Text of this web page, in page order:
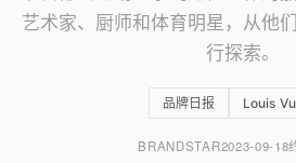
艺术家、厨师和体育明星，从他
行探索。
品牌日报 Louis
BRANDSTAR2023-09-18